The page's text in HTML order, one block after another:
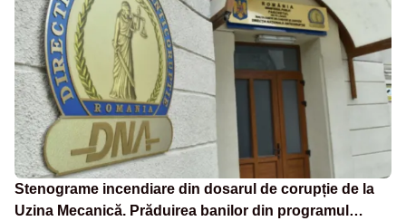
Stenograme incendiare din dosarul de corupție de la
Uzina Mecanică. Prăduirea banilor din programul